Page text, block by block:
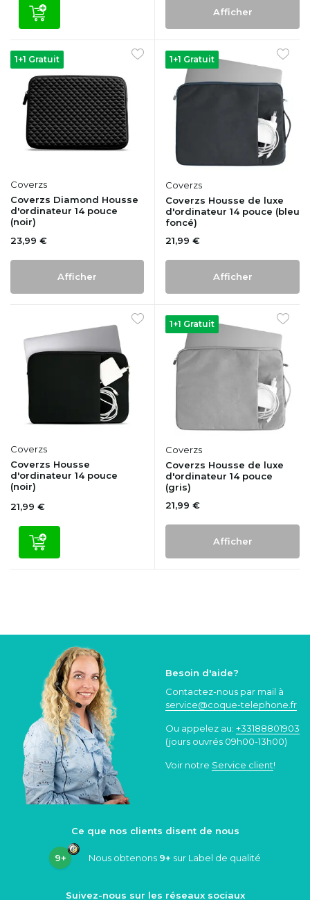
Afficher
1+1 Gratuit
Coverzs
Coverzs Diamond Housse
d'ordinateur 14 pouce
(noir)
23,99 €
Afficher
1+1 Gratuit
Coverzs
Coverzs Housse de luxe
d'ordinateur 14 pouce (bleu
foncé)
21,99 €
Afficher
Coverzs
Coverzs Housse
d'ordinateur 14 pouce
(noir)
21,99 €
1+1 Gratuit
Coverzs
Coverzs Housse de luxe
d'ordinateur 14 pouce
(gris)
21,99 €
Afficher
Besoin d'aide?
Contactez-nous par mail à
service@coque-telephone.fr
Ou appelez au: +33188801903
(jours ouvrés 09h00-13h00)
Voir notre Service client!
Ce que nos clients disent de nous
9+ Nous obtenons 9+ sur Label de qualité
Suivez-nous sur les réseaux sociaux